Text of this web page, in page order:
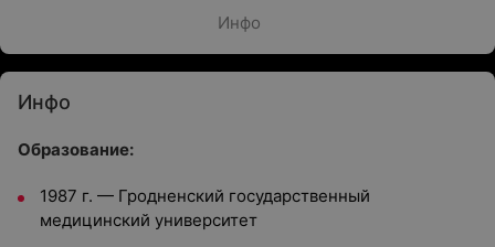
Инфо
Инфо
Образование:
1987 г. — Гродненский государственный
медицинский университет